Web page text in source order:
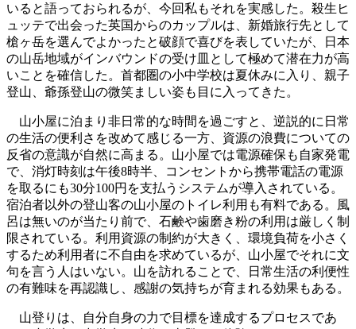
いると語っておられるが、今回私もそれを実感した。殺生ヒ
ュッテで出会った英国からのカップルは、新婚旅行先として
槍ヶ岳を選んでよかったと破顔で喜びを表していたが、日本
の山岳地域がインバウンドの受け皿として極めて潜在力が高
いことを確信した。首都圏の小中学校は夏休みに入り、親子
登山、爺孫登山の微笑ましい姿も目に入ってきた。
山小屋に泊まり非日常的な時間を過ごすと、逆説的に日常
の生活の便利さを改めて感じる一方、資源の浪費についての
反省の意識が自然に高まる。山小屋では電源確保も自家発電
で、消灯時刻は午後8時半、コンセントから携帯電話の電源
を取るにも30分100円を支払うシステムが導入されている。
宿泊者以外の登山客の山小屋のトイレ利用も有料である。風
呂は無いのが当たり前で、石鹸や歯磨き粉の利用は厳しく制
限されている。利用資源の制約が大きく、環境負荷を小さく
するため利用者に不自由を求めているが、山小屋でそれに文
句を言う人はいない。山を訪れることで、日常生活の利便性
の有難味を再認識し、感謝の気持ちが育まれる効果もある。
山登りは、自分自身の力で目標を達成するプロセスであ